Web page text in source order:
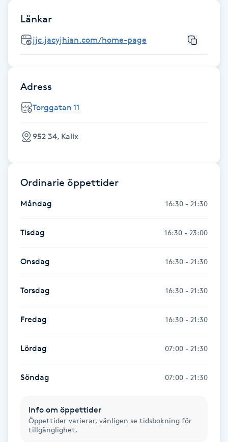
Fotvård
Fransar
Fransfärgning
Fransförlängning Megavolym
Fransförlängning Volym
Fransk manikyr
Fransrengöring
Frekvensterapi
Friskvård
Friskvårdsmassage
Frisör
Funktionsanalys
Färgning
Länkar
jjc.jacyjhian.com/home-page
Adress
Torggatan 11
952 34, Kalix
Ordinarie öppettider
Måndag 16:30 - 21:30
Tisdag 16:30 - 23:00
Onsdag 16:30 - 21:30
Torsdag 16:30 - 21:30
Fredag 16:30 - 21:30
Lördag 07:00 - 21:30
Söndag 07:00 - 21:30
Info om öppettider
Öppettider varierar, vänligen se tidsbokning för
tillgänglighet.